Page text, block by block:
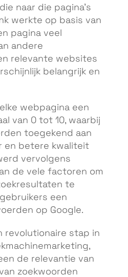
naar die pagina’s
werkte op basis van
pagina veel
andere
relevante websites
belangrijk en
webpagina een
van 0 tot 10, waarbij
toegekend aan
en betere kwaliteit
vervolgens
de vele factoren om
te
een
op Google.
revolutionaire stap in
de relevantie van
zoekwoorden